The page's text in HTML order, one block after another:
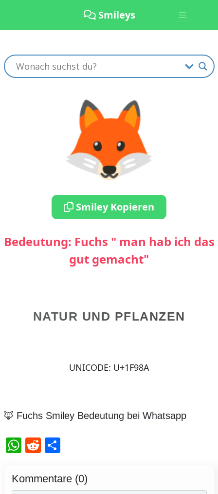
Smileys
🦊
Smiley Kopieren
Bedeutung: Fuchs " man hab ich das
gut gemacht"
NATUR UND PFLANZEN
UNICODE: U+1F98A
🦊 Fuchs Smiley Bedeutung bei Whatsapp
WhatsApp
Reddit
Teilen
Kommentare (0)